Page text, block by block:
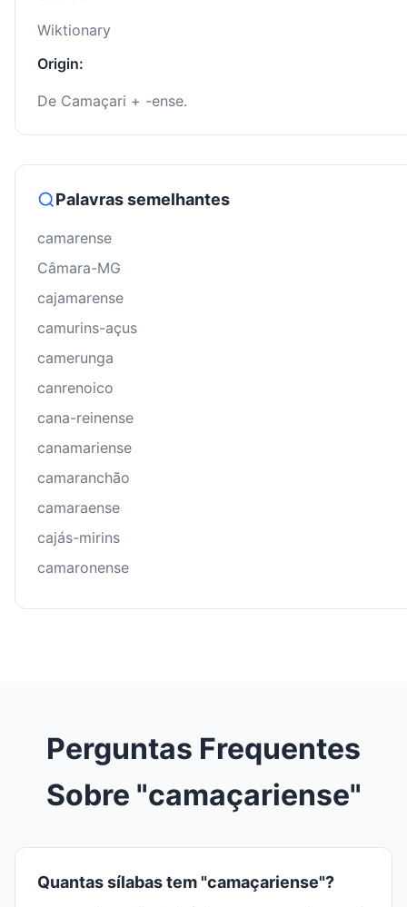
Wiktionary
Origin:
De Camaçari + -ense.
Palavras semelhantes
camarense
Câmara-MG
cajamarense
camurins-açus
camerunga
canrenoico
cana-reinense
canamariense
camaranchão
camaraense
cajás-mirins
camaronense
Perguntas Frequentes
Sobre "camaçariense"
Quantas sílabas tem "camaçariense"?